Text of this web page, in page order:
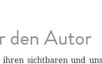
den Autor
sichtbaren und